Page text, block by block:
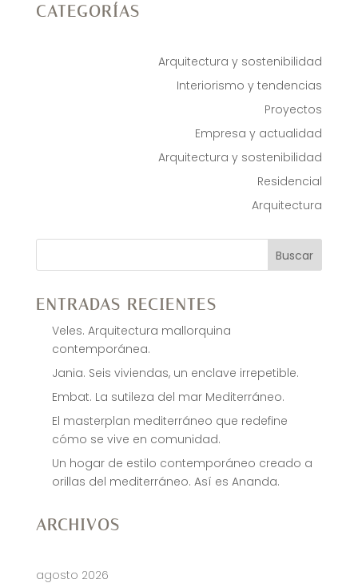
CATEGORÍAS
Arquitectura y sostenibilidad
Interiorismo y tendencias
Proyectos
Empresa y actualidad
Arquitectura y sostenibilidad
Residencial
Arquitectura
Buscar
ENTRADAS RECIENTES
Veles. Arquitectura mallorquina
contemporánea.
Jania. Seis viviendas, un enclave irrepetible.
Embat. La sutileza del mar Mediterráneo.
El masterplan mediterráneo que redefine
cómo se vive en comunidad.
Un hogar de estilo contemporáneo creado a
orillas del mediterráneo. Así es Ananda.
ARCHIVOS
agosto 2026